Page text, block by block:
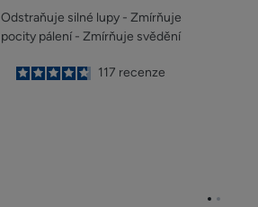
Odstraňuje silné lupy - Zmírňuje
pocity pálení - Zmírňuje svědění
4.8
/5
117 recenze